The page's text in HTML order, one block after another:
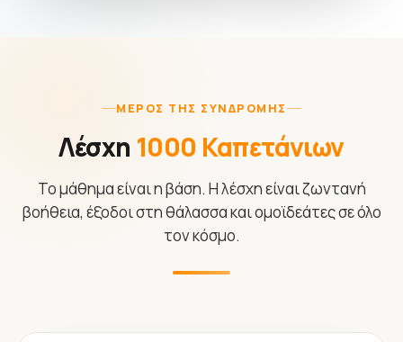
ΜΈΡΟΣ ΤΗΣ ΣΥΝΔΡΟΜΉΣ
Λέσχη 1000 Καπετάνιων
Το μάθημα είναι η βάση. Η λέσχη είναι ζωντανή
βοήθεια, έξοδοι στη θάλασσα και ομοϊδεάτες σε όλο
τον κόσμο.